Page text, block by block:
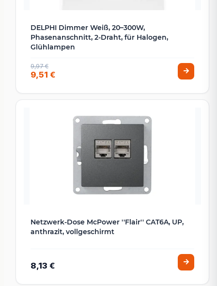
DELPHI Dimmer Weiß, 20–300W,
Phasenanschnitt, 2-Draht, für Halogen,
Glühlampen
9,97 €
9,51 €
Netzwerk-Dose McPower ''Flair'' CAT6A, UP,
anthrazit, vollgeschirmt
8,13 €